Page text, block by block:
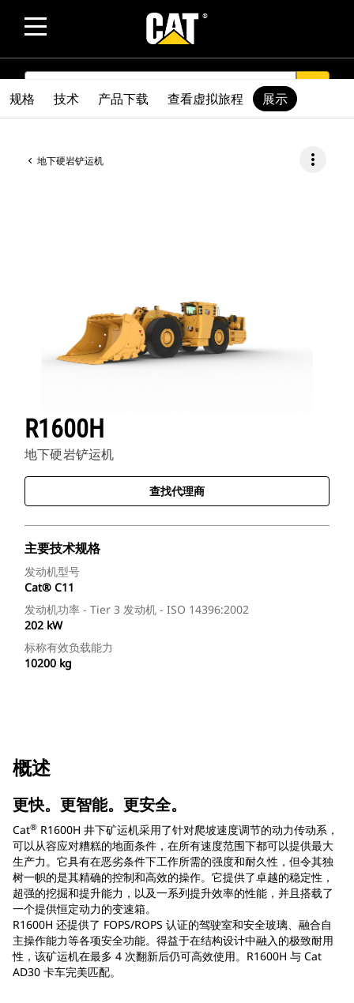
SEARCH
地下硬岩铲运机 more_vert
R1600H
地下硬岩铲运机
查找代理商
主要技术规格
发动机型号
Cat® C11
发动机功率 - Tier 3 发动机 - ISO 14396:2002
202 kW
标称有效负载能力
10200 kg
规格 技术 产品下载 查看虚拟旅程 展示
概述
更快。更智能。更安全。
Cat® R1600H 井下矿运机采用了针对爬坡速度调节的动力传动系，
可以从容应对糟糕的地面条件，在所有速度范围下都可以提供最大
生产力。它具有在恶劣条件下工作所需的强度和耐久性，但令其独
树一帜的是其精确的控制和高效的操作。它提供了卓越的稳定性，
超强的挖掘和提升能力，以及一系列提升效率的性能，并且搭载了
一个提供恒定动力的变速箱。
R1600H 还提供了 FOPS/ROPS 认证的驾驶室和安全玻璃、融合自
主操作能力等各项安全功能。得益于在结构设计中融入的极致耐用
性，该矿运机在最多 4 次翻新后仍可高效使用。R1600H 与 Cat
AD30 卡车完美匹配。